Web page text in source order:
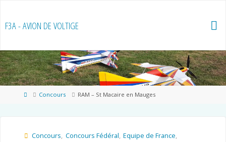
content
F3A - AVION DE VOLTIGE
HomeConcours RAM – St Macaire en Mauges
Concours, Concours Fédéral, Equipe de France,